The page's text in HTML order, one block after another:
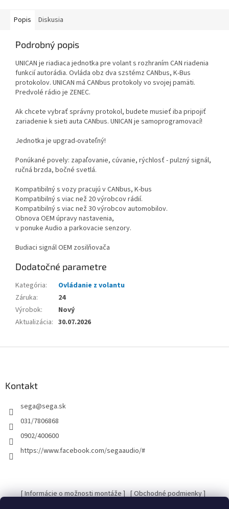
Popis Diskusia
Podrobný popis
UNICAN je riadiaca jednotka pre volant s rozhraním CAN riadenia
funkcií autorádia. Ovláda obz dva szstémz CANbus, K-Bus
protokolov. UNICAN má CANbus protokoly vo svojej pamäti.
Predvolé rádio je ZENEC.
Ak chcete vybrať správny protokol, budete musieť iba pripojiť
zariadenie k sieti auta CANbus. UNICAN je samoprogramovací!
Jednotka je upgrad-ovateľný!
Ponúkané povely: zapaľovanie, cúvanie, rýchlosť - pulzný signál,
ručná brzda, bočné svetlá.
Kompatibilný s vozy pracujú v CANbus, K-bus
Kompatibilný s viac než 20 výrobcov rádií.
Kompatibilný s viac než 30 výrobcov automobilov.
Obnova OEM úpravy nastavenia,
v ponuke Audio a parkovacie senzory.
Budiaci signál OEM zosilňovača
Dodatočné parametre
Kategória:
Ovládanie z volantu
Záruka:
24
Výrobok:
Nový
Aktualizácia: 30.07.2026
Kontakt
sega@sega.sk
031/7806868
0902/400600
https://www.facebook.com/segaaudio/#
[ Informácie o možnosti montáže ] [ Obchodné podmienky ]